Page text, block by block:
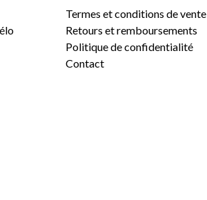
Termes et conditions de vente
Retours et remboursements
Politique de confidentialité
Contact